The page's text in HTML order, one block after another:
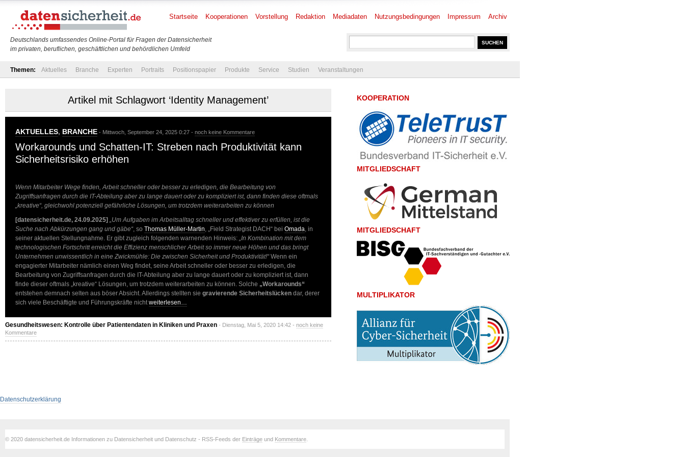
Deutschlands umfassendes Online-Portal für Fragen der Datensicherheit
im privaten, beruflichen, geschäftlichen und behördlichen Umfeld
Startseite Kooperationen Vorstellung Redaktion Mediadaten Nutzungsbedingungen Impressum Archiv
Themen: Aktuelles Branche Experten Portraits Positionspapier Produkte Service Studien Veranstaltungen
Artikel mit Schlagwort ‘Identity Management’
AKTUELLES, BRANCHE - Mittwoch, September 24, 2025 0:27 - noch keine Kommentare
Workarounds und Schatten-IT: Streben nach Produktivität kann
Sicherheitsrisiko erhöhen
Wenn Mitarbeiter Wege finden, Arbeit schneller oder besser zu erledigen, die Bearbeitung von
Zugriffsanfragen durch die IT-Abteilung aber zu lange dauert oder zu kompliziert ist, dann finden diese oftmals
„kreative“, gleichwohl potenziell gefährliche Lösungen, um trotzdem weiterarbeiten zu können
[datensicherheit.de, 24.09.2025] „Um Aufgaben im Arbeitsalltag schneller und effektiver zu erfüllen, ist die
Suche nach Abkürzungen gang und gäbe“, so Thomas Müller-Martin, „Field Strategist DACH“ bei Omada, in
seiner aktuellen Stellungnahme. Er gibt zugleich folgenden warnenden Hinweis: „In Kombination mit dem
technologischen Fortschritt erreicht die Effizienz menschlicher Arbeit so immer neue Höhen und das bringt
Unternehmen unwissentlich in eine Zwickmühle: Die zwischen Sicherheit und Produktivität!“Wenn ein
engagierter Mitarbeiter nämlich einen Weg findet, seine Arbeit schneller oder besser zu erledigen, die
Bearbeitung von Zugriffsanfragen durch die IT-Abteilung aber zu lange dauert oder zu kompliziert ist, dann
finde dieser oftmals „kreative“ Lösungen, um trotzdem weiterarbeiten zu können. Solche „Workarounds“
entstehen demnach selten aus böser Absicht. Allerdings stellten sie gravierende Sicherheitslücken dar, derer
sich viele Beschäftigte und Führungskräfte nichtweiterlesen…
Gesundheitswesen: Kontrolle über Patientendaten in Kliniken und Praxen - Dienstag, Mai 5, 2020 14:42 - noch keine
Kommentare
KOOPERATION
MITGLIEDSCHAFT
MITGLIEDSCHAFT
MULTIPLIKATOR
Datenschutzerklärung
© 2020 datensicherheit.de Informationen zu Datensicherheit und Datenschutz - RSS-Feeds der Einträge und Kommentare